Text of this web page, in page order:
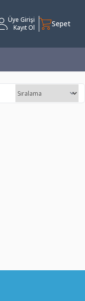
Üye Girişi
Kayıt Ol
Sepet